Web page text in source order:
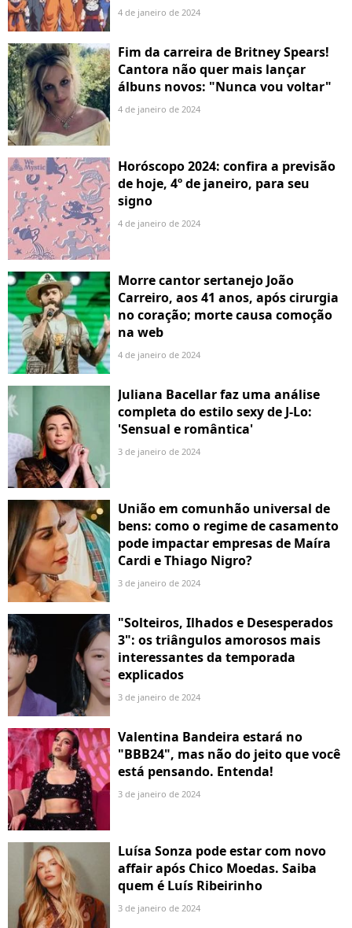
4 de janeiro de 2024
Fim da carreira de Britney Spears!
Cantora não quer mais lançar
álbuns novos: "Nunca vou voltar"
4 de janeiro de 2024
Horóscopo 2024: confira a previsão
de hoje, 4º de janeiro, para seu
signo
4 de janeiro de 2024
Morre cantor sertanejo João
Carreiro, aos 41 anos, após cirurgia
no coração; morte causa comoção
na web
4 de janeiro de 2024
Juliana Bacellar faz uma análise
completa do estilo sexy de J-Lo:
'Sensual e romântica'
3 de janeiro de 2024
União em comunhão universal de
bens: como o regime de casamento
pode impactar empresas de Maíra
Cardi e Thiago Nigro?
3 de janeiro de 2024
"Solteiros, Ilhados e Desesperados
3": os triângulos amorosos mais
interessantes da temporada
explicados
3 de janeiro de 2024
Valentina Bandeira estará no
"BBB24", mas não do jeito que você
está pensando. Entenda!
3 de janeiro de 2024
Luísa Sonza pode estar com novo
affair após Chico Moedas. Saiba
quem é Luís Ribeirinho
3 de janeiro de 2024